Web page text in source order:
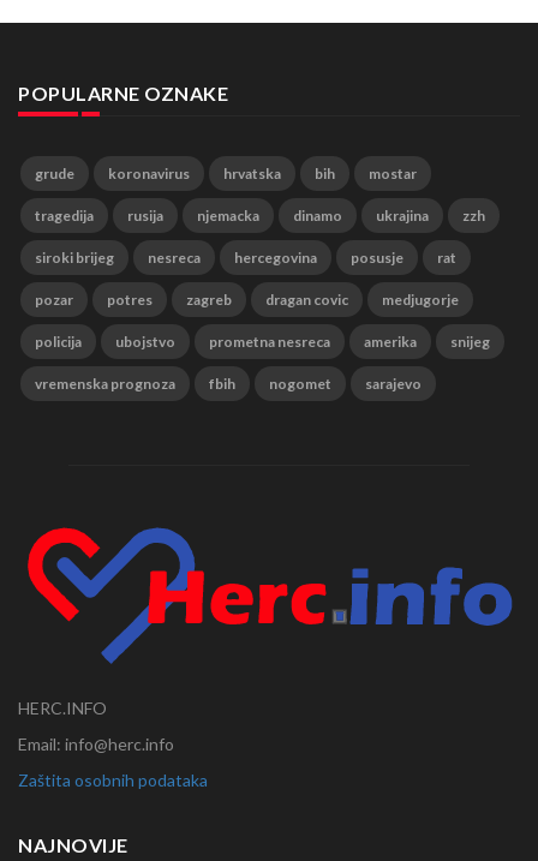
POPULARNE OZNAKE
grude koronavirus hrvatska bih mostar
tragedija rusija njemacka dinamo ukrajina zzh
siroki brijeg nesreca hercegovina posusje rat
pozar potres zagreb dragan covic medjugorje
policija ubojstvo prometna nesreca amerika snijeg
vremenska prognoza fbih nogomet sarajevo
HERC.INFO
Email: info@herc.info
Zaštita osobnih podataka
NAJNOVIJE